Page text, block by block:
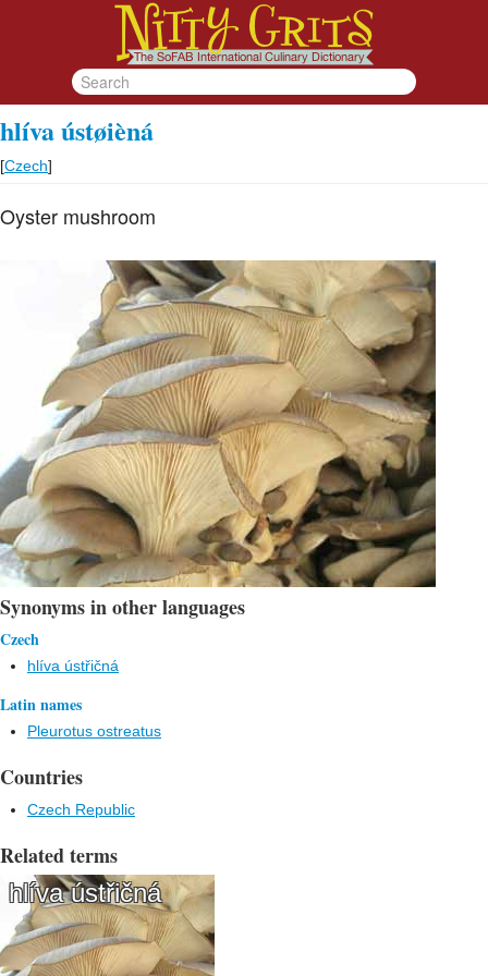
hlíva ústøièná
[Czech]
Oyster mushroom
Synonyms in other languages
Czech
hlíva ústřičná
Latin names
Pleurotus ostreatus
Countries
Czech Republic
Related terms
hlíva ústřičná